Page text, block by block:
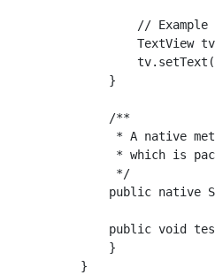
// Example
TextView
    }
    /**
* A native
* which is
     */
public native
public void
    }